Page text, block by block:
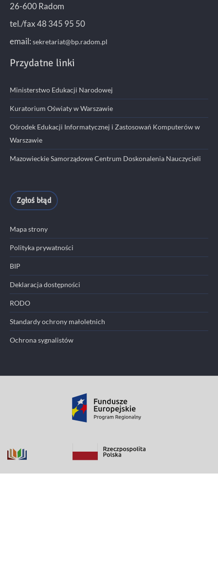
26-600 Radom
tel./fax 48 345 95 50
email: sekretariat@bp.radom.pl
Przydatne linki
Ministerstwo Edukacji Narodowej
Kuratorium Oświaty w Warszawie
Ośrodek Edukacji Informatycznej i Zastosowań Komputerów w
Warszawie
Mazowieckie Samorządowe Centrum Doskonalenia Nauczycieli
Zgłoś błąd
Mapa strony
Polityka prywatności
BIP
Deklaracja dostępności
RODO
Standardy ochrony małoletnich
Ochrona sygnalistów